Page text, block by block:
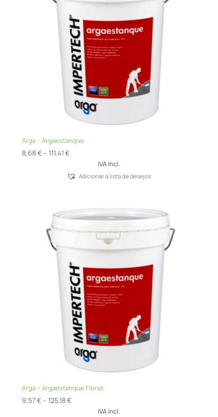
Arga – Argaestanque
8,68€ – 111,41 €Price
8,68 €
IVA Incl.
Adicionar á lista de desejos
Arga – Argaestanque Fibras
9,57€ – 125,18€Price
IVA Incl.